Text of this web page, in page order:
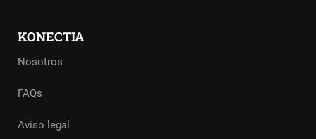
KONECTIA
Nosotros
FAQs
Aviso legal